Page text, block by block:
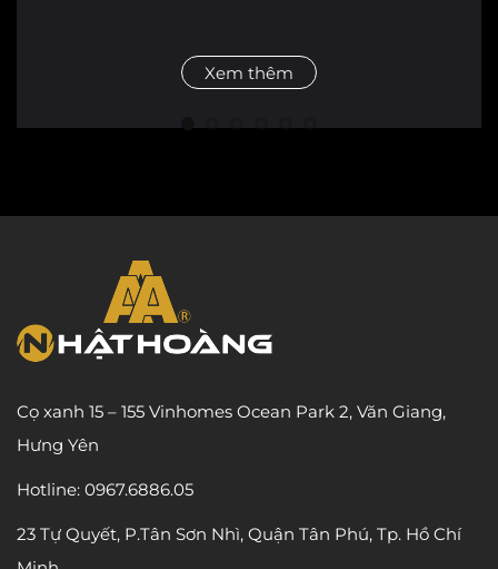
Xem thêm
Cọ xanh 15 – 155 Vinhomes Ocean Park 2, Văn Giang,
Hưng Yên
Hotline: 0967.6886.05
23 Tự Quyết, P.Tân Sơn Nhì, Quận Tân Phú, Tp. Hồ Chí